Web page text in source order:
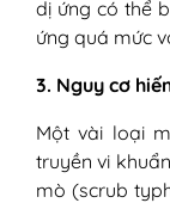
dị ứng có thể
ứng quá mức
3. Nguy cơ
Một vài loại
truyền vi
mò (scrub